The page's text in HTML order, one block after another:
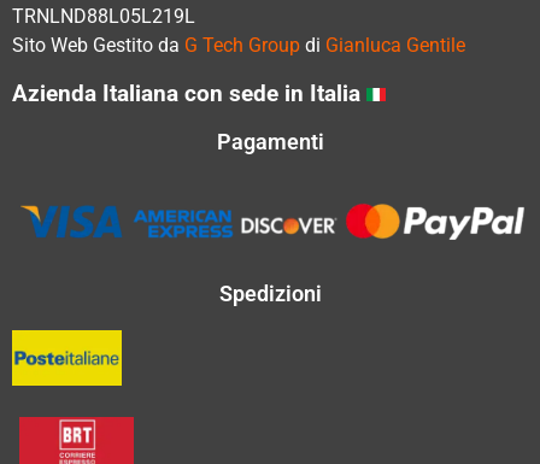
TRNLND88L05L219L
Sito Web Gestito da G Tech Group di Gianluca Gentile
Azienda Italiana con sede in Italia
Pagamenti
Spedizioni